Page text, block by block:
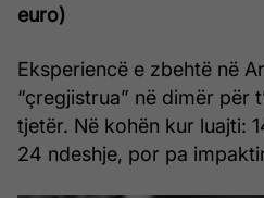
euro)
Eksperiencë e zbehtë në
“çregjistrua” në dimër për
tjetër. Në kohën kur luajti:
24 ndeshje, por pa